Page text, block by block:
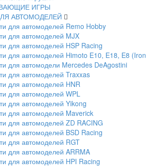
ИГРЫ
АВТОМОДЕЛЕЙ
для автомоделей Remo Hobby
для автомоделей MJX
для автомоделей HSP Racing
для автомоделей Himoto E10, E18, E8
для автомодели Mercedes DeAgostini
для автомоделей Traxxas
для автомоделей HNR
для автомоделей WPL
для автомоделей Yikong
для автомоделей Maverick
для автомоделей ZD RACING
для автомоделей BSD Racing
для автомоделей RGT
для автомоделей ARRMA
для автомоделей HPI Racing